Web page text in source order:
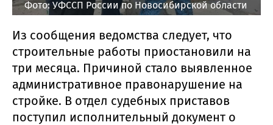
Фото: УФССП России по Новосибирской области
Из сообщения ведомства следует, что
строительные работы приостановили на
три месяца. Причиной стало выявленное
административное правонарушение на
стройке. В отдел судебных приставов
поступил исполнительный документ о